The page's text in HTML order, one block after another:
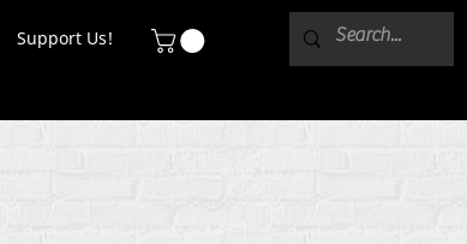
Support Us!